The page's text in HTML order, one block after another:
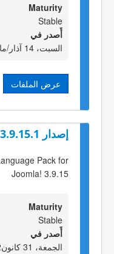
Maturity
Stable
أٌصدر في
السبت، 14 آذار/مارس 2020 08:00
عرض الملفات
إصدار 3.9.15.1
Pack for
Joomla! 3.9.15
Maturity
Stable
أٌصدر في
الجمعة، 31 كانون2/يناير 2020 09:00